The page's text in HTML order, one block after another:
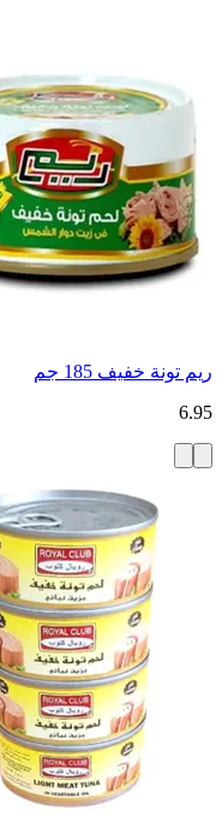
ريم تونة خفيف 185 جم
6.95